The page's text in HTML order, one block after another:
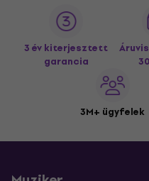
3 év kiterjesztett
garancia
3M+ ügyfelek